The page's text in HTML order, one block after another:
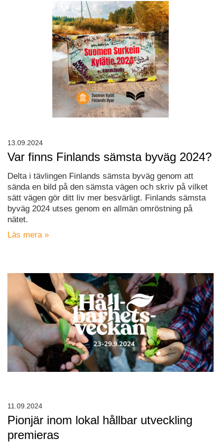
Var finns Finlands sämsta byväg 2024?
Delta i tävlingen Finlands sämsta byväg genom att
sända en bild på den sämsta vägen och skriv på vilket
sätt vägen gör ditt liv mer besvärligt. Finlands sämsta
byväg 2024 utses genom en allmän omröstning på
nätet.
Läs mera »
13.09.2024
Pionjär inom lokal hållbar utveckling
premieras
11.09.2024